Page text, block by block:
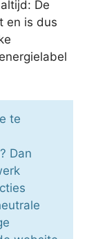
De
en is dus
te
Dan